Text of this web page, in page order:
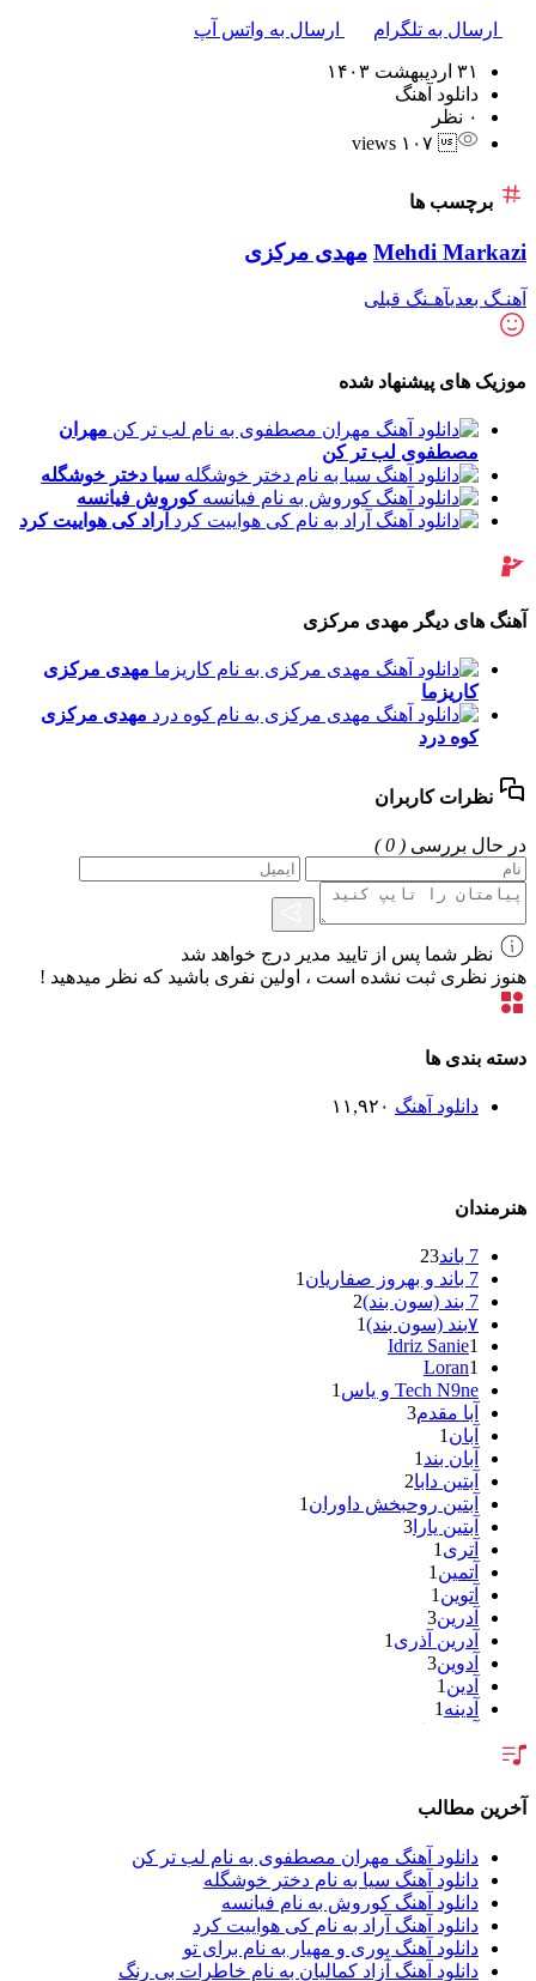
ارسال به تلگرام ارسال به واتس آپ
۳۱ اردیبهشت ۱۴۰۳
دانلود آهنگ
۰ نظر
۱۰۷ views
برچسب ها
Mehdi Markazi مهدی مرکزی
آهنـگ بعدیآهـنگ قبلی
موزیک های پیشنهاد شده
مهران
مصطفوی لب تر کن
سیا دختر خوشگله
کوروش فیانسه
آراد کی هواییت کرد
آهنگ های دیگر مهدی مرکزی
مهدی مرکزی
کاریزما
مهدی مرکزی
کوه درد
نظرات کاربران
در حال بررسی ( 0 )
نظر شما پس از تایید مدیر درج خواهد شد
هنوز نظری ثبت نشده است ، اولین نفری باشید که نظر میدهید !
دسته بندی ها
دانلود آهنگ ۱۱,۹۲۰
هنرمندان
7 باند
23
7 باند و بهروز صفاریان
1
7 بند (سون بند)
2
۷بند (سون بند)
1
Idriz Sanie1
Loran1
Tech N9ne و یاس
1
آبا مقدم3
آبان 1
آبان بند 1
آبتین دابا2
آبتین روحبخش داوران 1
آبتین یارا 3
آتری 1
آتمین 1
آتوین 1
آدرین3
آدرین آذری 1
آدوین3
آدین 1
آدینه 1
آراد عباسی
آراز
آراز آرا
آراز المان2
آراز نصیری1
آراکو1
آراکوم3
آران2
آخرین مطالب
دانلود آهنگ مهران مصطفوی به نام لب تر کن
دانلود آهنگ سیا به نام دختر خوشگله
دانلود آهنگ کوروش به نام فیانسه
دانلود آهنگ آراد به نام کی هواییت کرد
دانلود آهنگ پوری و مهیار به نام برای تو
دانلود آهنگ آزاد کمالیان به نام خاطرات بی رنگ